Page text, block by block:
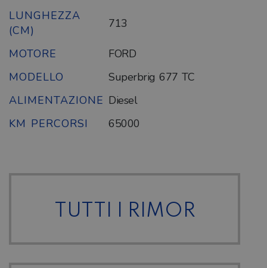
LUNGHEZZA
(CM)
713
MOTORE
FORD
MODELLO
Superbrig 677 TC
ALIMENTAZIONE Diesel
KM PERCORSI
65000
TUTTI I RIMOR